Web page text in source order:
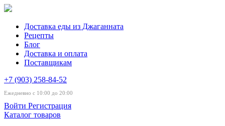
Доставка еды из Джаганната
Рецепты
Блог
Доставка и оплата
Поставщикам
+7 (903) 258-84-52
Ежедневно с 10:00 до 20:00
Войти Регистрация
Каталог товаров